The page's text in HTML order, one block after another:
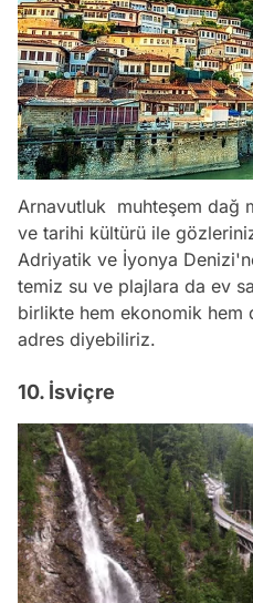
Arnavutluk muhteşem dağ
ve tarihi kültürü ile
Adriyatik ve İyonya
temiz su ve plajlara da ev
birlikte hem ekonomik
adres diyebiliriz.
10. İsviçre